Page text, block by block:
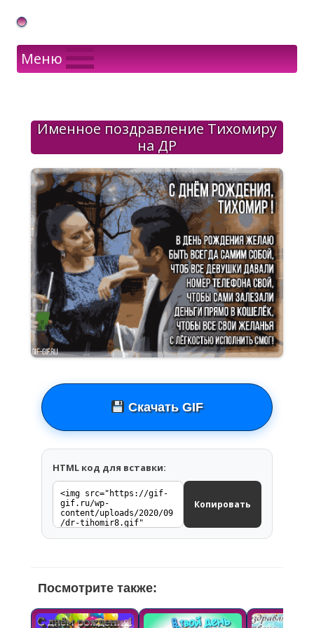
Gif Открытки в подарок
Меню
Именное поздравление Тихомиру
на ДР
Скачать GIF
HTML код для вставки:
Копировать
Посмотрите также: